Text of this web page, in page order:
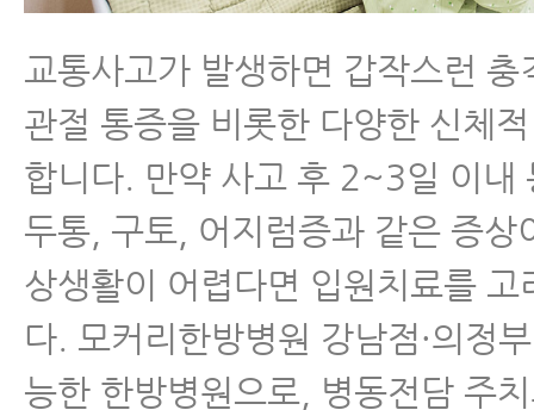
교통사고가 발생하면 갑작스런 충
관절 통증을 비롯한 다양한 신체
합니다. 만약 사고 후 2~3일 이내
두통, 구토, 어지럼증과 같은 증상
상생활이 어렵다면 입원치료를 고
다. 모커리한방병원 강남점·의정
능한 한방병원으로, 병동전담 주